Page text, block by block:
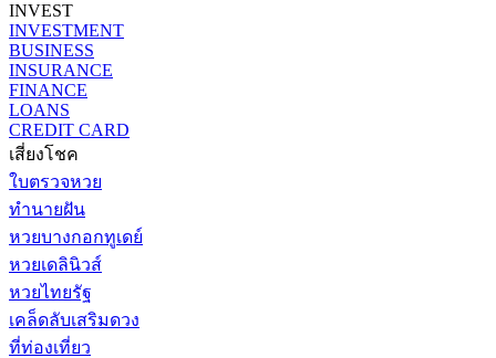
INVEST
INVESTMENT
BUSINESS
INSURANCE
FINANCE
LOANS
CREDIT CARD
เสี่ยงโชค
ใบตรวจหวย
ทำนายฝัน
หวยบางกอกทูเดย์
หวยเดลินิวส์
หวยไทยรัฐ
เคล็ดลับเสริมดวง
ที่ท่องเที่ยว